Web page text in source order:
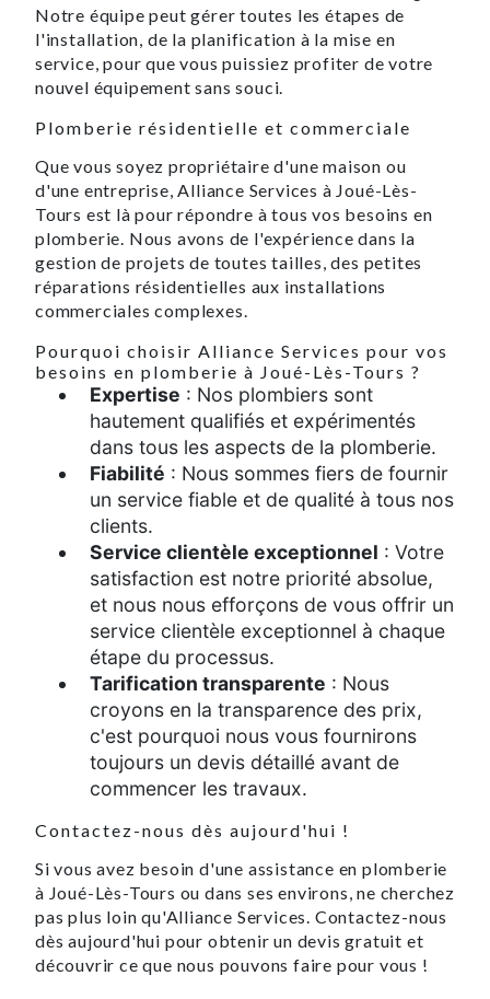
Notre équipe peut gérer toutes les étapes de
l'installation, de la planification à la mise en
service, pour que vous puissiez profiter de votre
nouvel équipement sans souci.
Plomberie résidentielle et commerciale
Que vous soyez propriétaire d'une maison ou
d'une entreprise, Alliance Services à Joué-Lès-
Tours est là pour répondre à tous vos besoins en
plomberie. Nous avons de l'expérience dans la
gestion de projets de toutes tailles, des petites
réparations résidentielles aux installations
commerciales complexes.
Pourquoi choisir Alliance Services pour vos
besoins en plomberie à Joué-Lès-Tours ?
Expertise : Nos plombiers sont
hautement qualifiés et expérimentés
dans tous les aspects de la plomberie.
Fiabilité : Nous sommes fiers de fournir
un service fiable et de qualité à tous nos
clients.
Service clientèle exceptionnel : Votre
satisfaction est notre priorité absolue,
et nous nous efforçons de vous offrir un
service clientèle exceptionnel à chaque
étape du processus.
Tarification transparente : Nous
croyons en la transparence des prix,
c'est pourquoi nous vous fournirons
toujours un devis détaillé avant de
commencer les travaux.
Contactez-nous dès aujourd'hui !
Si vous avez besoin d'une assistance en plomberie
à Joué-Lès-Tours ou dans ses environs, ne cherchez
pas plus loin qu'Alliance Services. Contactez-nous
dès aujourd'hui pour obtenir un devis gratuit et
découvrir ce que nous pouvons faire pour vous !